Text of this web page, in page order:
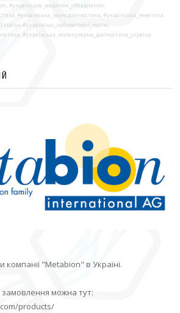
#українське_медичне_обладнання,
#українська_імунодіагностика, #українська_генетика,
#українські_лабораторні_тести,
#українська_молекулярна_діагностика_україна
"Metabion" в Україні.
можна тут:
products/